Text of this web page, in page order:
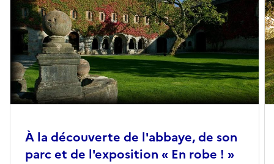
À la découverte de l'abbaye, de son
parc et de l'exposition « En robe ! »